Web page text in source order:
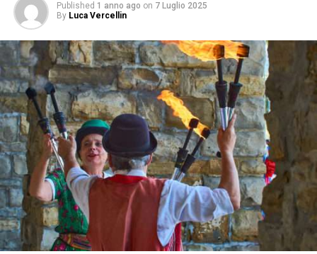
Published 1 anno ago on 7 Luglio 2025
By Luca Vercellin